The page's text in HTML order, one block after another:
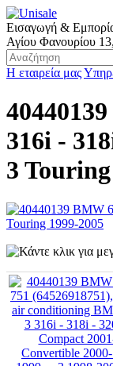
Εισαγωγή &
Αγίου Φανουρίου
Η εταιρεία μας
316i -
3